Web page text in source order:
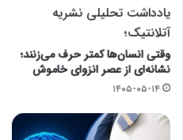
یادداشت تحلیلی نشریه
آتلانتیک؛
وقتی انسان‌ها کمتر حرف می‌زنند؛
نشانه‌ای از عصر انزوای خاموش
۱۴۰۵-۰۵-۱۴